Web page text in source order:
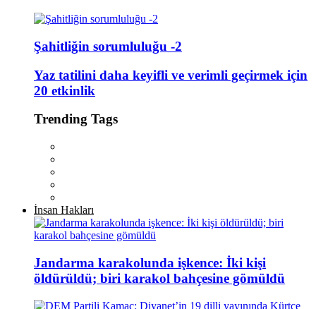
Şahitliğin sorumluluğu -2
Yaz tatilini daha keyifli ve verimli geçirmek için
20 etkinlik
Trending Tags
İnsan Hakları
Jandarma karakolunda işkence: İki kişi
öldürüldü; biri karakol bahçesine gömüldü